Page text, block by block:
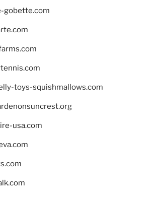
gobette.com
toys-squishmallows.com
usa.com